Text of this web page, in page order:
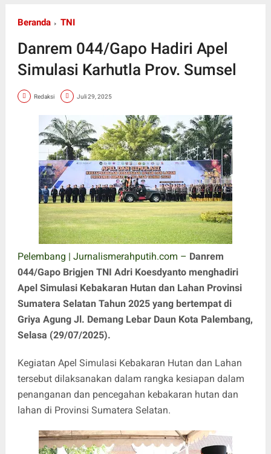
Beranda TNI
Danrem 044/Gapo Hadiri Apel
Simulasi Karhutla Prov. Sumsel
Redaksi Juli 29, 2025
Pelembang | Jurnalismerahputih.com – Danrem
044/Gapo Brigjen TNI Adri Koesdyanto menghadiri
Apel Simulasi Kebakaran Hutan dan Lahan Provinsi
Sumatera Selatan Tahun 2025 yang bertempat di
Griya Agung Jl. Demang Lebar Daun Kota Palembang,
Selasa (29/07/2025).
Kegiatan Apel Simulasi Kebakaran Hutan dan Lahan
tersebut dilaksanakan dalam rangka kesiapan dalam
penanganan dan pencegahan kebakaran hutan dan
lahan di Provinsi Sumatera Selatan.